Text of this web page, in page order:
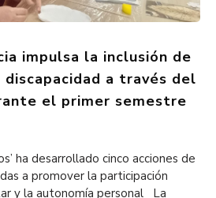
impulsa la inclusión de
discapacidad a través del
el primer semestre
ha desarrollado cinco acciones de
a promover la participación
y la autonomía personal La